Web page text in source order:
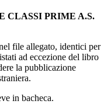
CLASSI PRIME A.S.
file allegato, identici per
ad eccezione del libro
la pubblicazione
in bacheca.